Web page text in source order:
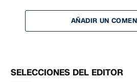
AÑADIR UN
SELECCIONES DEL EDITOR